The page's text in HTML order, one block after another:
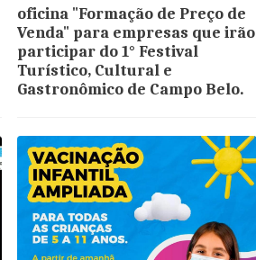
oficina "Formação de Preço de
Venda" para empresas que irão
participar do 1° Festival
Turístico, Cultural e
Gastronômico de Campo Belo.